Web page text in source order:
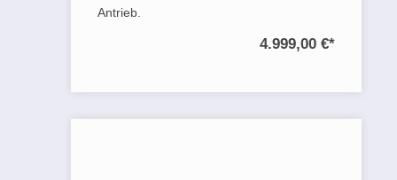
Antrieb.
4.999,00 €*